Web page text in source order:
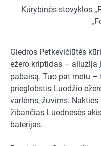
Kūrybinės stovyklos
Giedros Petkevičiūtės
ežero kriptidas – aliuzija
pabaisą. Tuo pat metu
prieglobstis Luodžio
varlėms, žuvims.
žibančias Luodnesės
baterijas.